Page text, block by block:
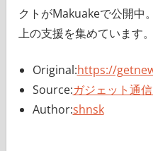
クトがMakuakeで公開中
上の支援を集めています
Original:https://
Source:ガジェット通
Author:shnsk